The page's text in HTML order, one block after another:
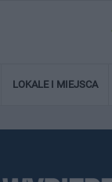
LOKALE I MIEJSCA